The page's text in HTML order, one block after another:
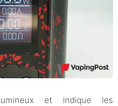
et indique les